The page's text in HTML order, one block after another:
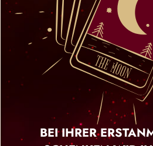
BEI IHRER